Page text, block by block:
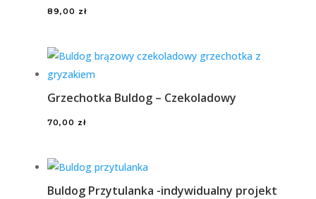
89,00 zł
Grzechotka Buldog – Czekoladowy
70,00 zł
Buldog Przytulanka -indywidualny projekt